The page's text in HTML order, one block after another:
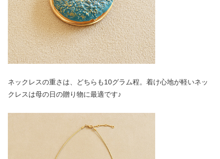
ネックレスの重さは、どちらも10グラム程。着け心地が軽いネッ
クレスは母の日の贈り物に最適です♪